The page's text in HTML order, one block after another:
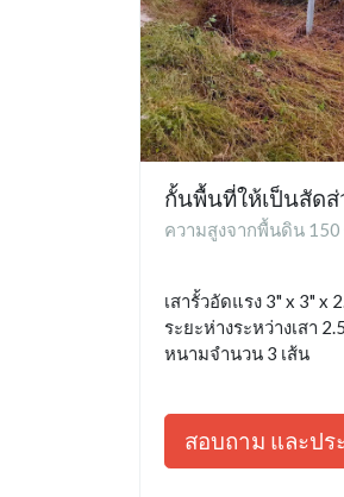
กั้นพื้นที่ให้เป็นสัด
ความสูงจากพื้นดิน 150
เสารั้วอัดแรง 3" x 3" x
ระยะห่างระหว่างเสา
หนามจำนวน 3 เส้น
สอบถาม และปร